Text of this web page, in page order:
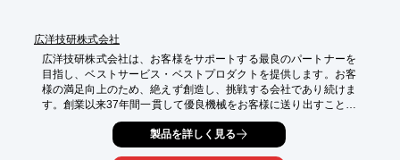
広洋技研株式会社
広洋技研株式会社は、お客様をサポートする最良のパートナーを
目指し、ベストサービス・ベストプロダクトを提供します。お客
様の満足向上のため、絶えず創造し、挑戦する会社であり続けま
す。創業以来37年間一貫して優良機械をお客様に送り出すことに
専念し続けています。
◇◆設計から組立、アフターまで、一貫してお任せいただけます
製品を詳しく見る